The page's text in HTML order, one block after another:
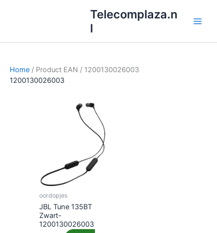
inhoud
Telecomplaza.n
l
Home / Product EAN / 1200130026003
1200130026003
oordopjes
JBL Tune 135BT
Zwart-
1200130026003